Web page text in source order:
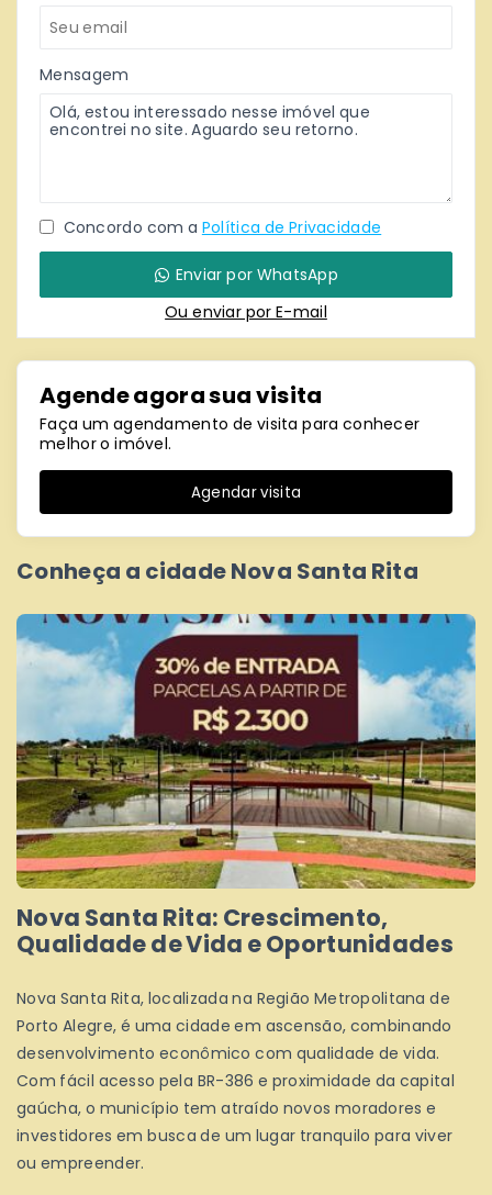
Mensagem
Concordo com a Política de Privacidade
Enviar por WhatsApp
Ou enviar por E-mail
Agende agora sua visita
Faça um agendamento de visita para conhecer
melhor o imóvel.
Agendar visita
Conheça a cidade Nova Santa Rita
Nova Santa Rita: Crescimento,
Qualidade de Vida e Oportunidades
Nova Santa Rita, localizada na Região Metropolitana de
Porto Alegre, é uma cidade em ascensão, combinando
desenvolvimento econômico com qualidade de vida.
Com fácil acesso pela BR-386 e proximidade da capital
gaúcha, o município tem atraído novos moradores e
investidores em busca de um lugar tranquilo para viver
ou empreender.